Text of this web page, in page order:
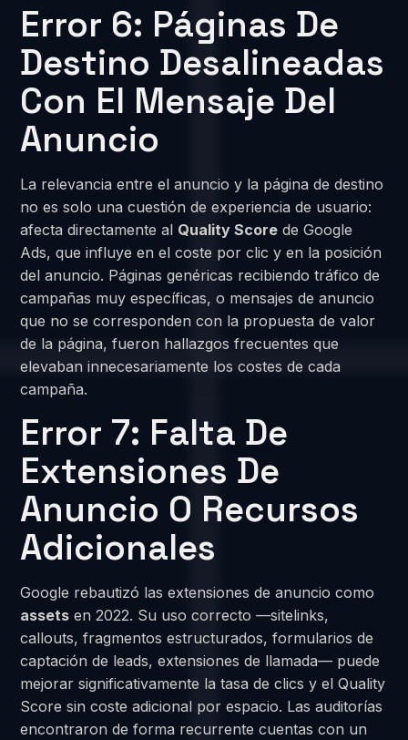
Error 6: Páginas De
Destino Desalineadas
Con El Mensaje Del
Anuncio
La relevancia entre el anuncio y la página de destino
no es solo una cuestión de experiencia de usuario:
afecta directamente al Quality Score de Google
Ads, que influye en el coste por clic y en la posición
del anuncio. Páginas genéricas recibiendo tráfico de
campañas muy específicas, o mensajes de anuncio
que no se corresponden con la propuesta de valor
de la página, fueron hallazgos frecuentes que
elevaban innecesariamente los costes de cada
campaña.
Error 7: Falta De
Extensiones De
Anuncio O Recursos
Adicionales
Google rebautizó las extensiones de anuncio como
assets en 2022. Su uso correcto —sitelinks,
callouts, fragmentos estructurados, formularios de
captación de leads, extensiones de llamada— puede
mejorar significativamente la tasa de clics y el Quality
Score sin coste adicional por espacio. Las auditorías
encontraron de forma recurrente cuentas con un